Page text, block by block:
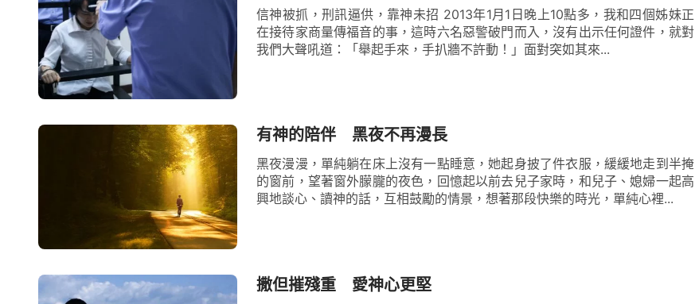
信神被抓，刑訊逼供，靠神未招 2013年1月1日晚上10點多，我和四個姊妹正
在接待家商量傳福音的事，這時六名惡警破門而入，沒有出示任何證件，就對
我們大聲吼道：「舉起手來，手扒牆不許動！」面對突如其來...
有神的陪伴 黑夜不再漫長
黑夜漫漫，單純躺在床上沒有一點睡意，她起身披了件衣服，緩緩地走到半掩
的窗前，望著窗外朦朧的夜色，回憶起以前去兒子家時，和兒子、媳婦一起高
興地談心、讀神的話，互相鼓勵的情景，想著那段快樂的時光，單純心裡...
撒但摧殘重 愛神心更堅